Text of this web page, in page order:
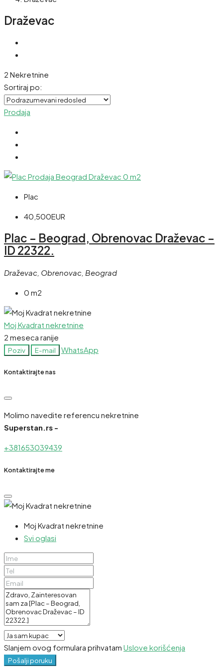
Draževac
2 Nekretnine
Sortiraj po:
Prodaja
Plac
40,500EUR
Plac – Beograd, Obrenovac Draževac –
ID 22322.
Draževac, Obrenovac, Beograd
0 m2
Moj Kvadrat nekretnine
2 meseca ranije
Poziv E-mail WhatsApp
Kontaktirajte nas
Molimo navedite referencu nekretnine
Superstan.rs -
+381653039439
Kontaktirajte me
Moj Kvadrat nekretnine
Svi oglasi
Slanjem ovog formulara prihvatam Uslove korišćenja
Pošalji poruku